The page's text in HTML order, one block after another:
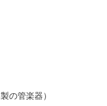
の管楽器）